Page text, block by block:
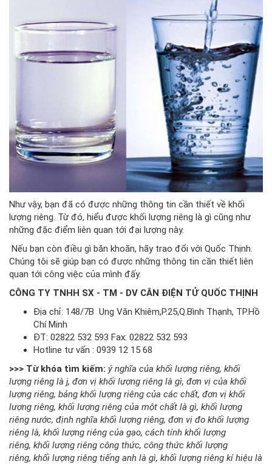
Như vậy, bạn đã có được những thông tin cần thiết về khối
lượng riêng. Từ đó, hiểu được khối lượng riêng là gì cũng như
những đặc điểm liên quan tới đại lượng này.
Nếu bạn còn điều gì băn khoăn, hãy trao đổi với Quốc Thịnh.
Chúng tôi sẽ giúp bạn có được những thông tin cần thiết liên
quan tới công việc của mình đấy.
CÔNG TY TNHH SX - TM - DV CÂN ĐIỆN TỬ QUỐC THỊNH
Địa chỉ: 148/7B Ung Văn Khiêm,P.25,Q.Bình Thạnh, TP.Hồ
Chí Minh
ĐT: 02822 532 593 Fax: 02822 532 593
Hotline tư vấn : 0939 12 15 68
>>> Từ khóa tìm kiếm: ý nghĩa của khối lượng riêng, khối
lượng riêng là j, đơn vị khối lượng riêng là gì, đơn vị của khối
lượng riêng, bảng khối lượng riêng của các chất, đơn vị khối
lượng riêng, khối lượng riêng của một chất là gì, khối lượng
riêng nước, định nghĩa khối lượng riêng, đơn vị đo khối lượng
riêng là, khối lượng riêng của gạo, cách tính khối lượng
riêng, khối lượng riêng công thức, công thức khối lượng
riêng, khối lượng riêng tiếng anh là gì, khối lượng riêng kí hiệu là